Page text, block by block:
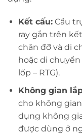
Kết cấu:Cầu
ray gắn trên
chân đỡ và di
hoặc di
lốp – RTG).
Không gian
cho không
dụng không
được dùng ở